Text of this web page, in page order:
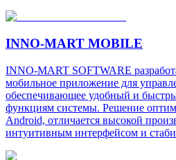
INNO-MART MOBILE
INNO-MART SOFTWARE
мобильное приложение для
обеспечивающее удобный и
функциям системы. Решение
Android, отличается высокой
интуитивным интерфейсом и